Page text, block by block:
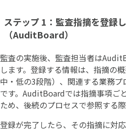
ステップ 1：監査指摘を登録
（AuditBoard）
監査の実施後、監査担当者は
します。登録する情報は、指摘の
中・低の3段階）、関連する業務
です。AuditBoardでは指摘事項ご
ため、後続のプロセスで参照する
登録が完了したら、その指摘に対